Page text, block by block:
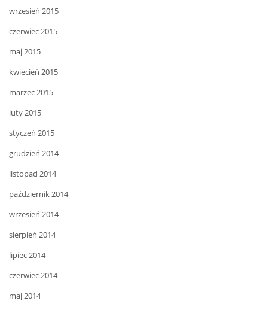
wrzesień 2015
czerwiec 2015
maj 2015
kwiecień 2015
marzec 2015
luty 2015
styczeń 2015
grudzień 2014
listopad 2014
październik 2014
wrzesień 2014
sierpień 2014
lipiec 2014
czerwiec 2014
maj 2014